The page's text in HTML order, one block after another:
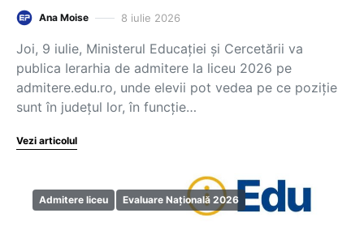
Ana Moise 8 iulie 2026
Joi, 9 iulie, Ministerul Educației și Cercetării va
publica Ierarhia de admitere la liceu 2026 pe
admitere.edu.ro, unde elevii pot vedea pe ce poziție
sunt în județul lor, în funcție…
Vezi articolul
Admitere liceu Evaluare Națională 2026